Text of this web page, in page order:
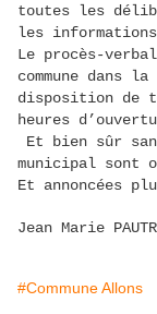
toutes les
les
Le procès-
commune dans
disposition de
heures
Et bien sûr
municipal sont
Et annoncées
Jean Marie
#Commune Allons